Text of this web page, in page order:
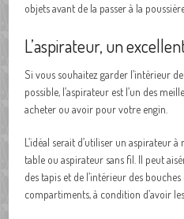
objets avant de la passer à la
L’aspirateur, un
Si vous souhaitez garder l’intérieur
possible, l’aspirateur est l’un des
acheter ou avoir pour votre engin.
L’idéal serait d’utiliser un aspirateur
table ou aspirateur sans fil. Il peut
des tapis et de l’intérieur des
compartiments, à condition d’avoir